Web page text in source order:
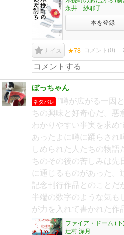
永井 紗耶子
本を登録
ナイス ★78 コメント(0)
ぼっちゃん
ネタバレ
”噂が広がる一因
ちの興味と好奇心だ。悪
わかりやすい事実を求め
あったよに噂に踊らされ
しめられた人たちの物語
ちのその後の苦しみは先
に通じるものがあった。
記念刊行作品とのことだ
半端の数字のような気も
が力を入れて書かれた作
ファイア・ドーム (下)
辻村 深月